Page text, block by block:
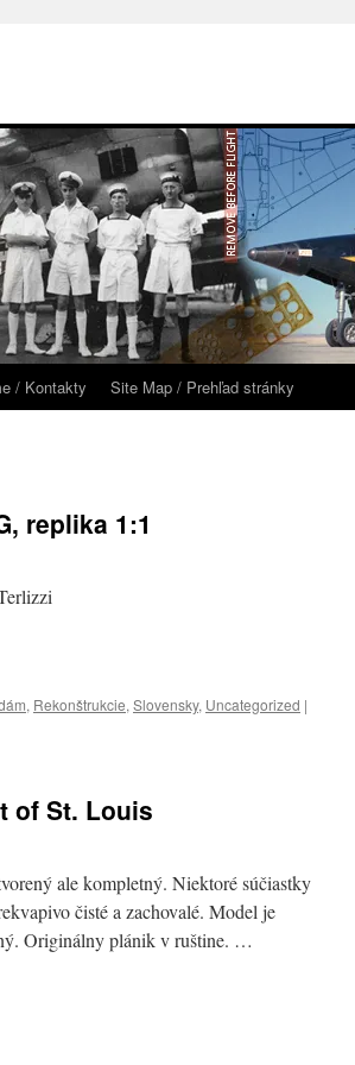
/ Kontakty Site Map / Prehľad stránky
replika 1:1
, Rekonštrukcie, Slovensky, Uncategorized |
of St. Louis
ale kompletný. Niektoré súčiastky
čisté a zachovalé. Model je
Originálny plánik v ruštine. …